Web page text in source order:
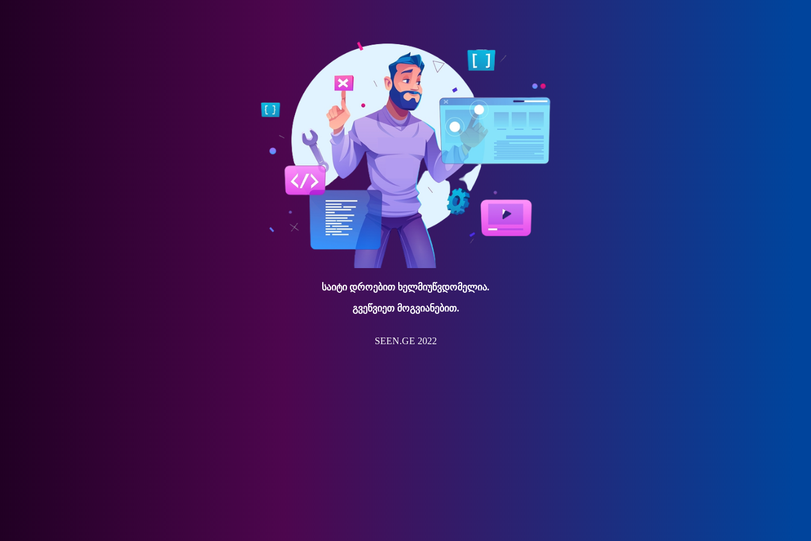
საიტი დროებით ხელმიუწვდომელია.
გვეწვიეთ მოგვიანებით.
SEEN.GE 2022